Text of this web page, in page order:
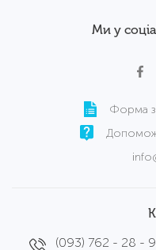
Ми у
Форма
(093) 762 - 28 -